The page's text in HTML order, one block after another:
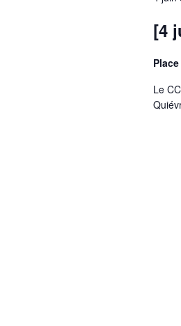
[4
Le